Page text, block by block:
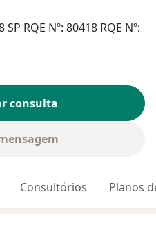
RQE Nº: 80418 RQE Nº:
consulta
Consultórios Planos